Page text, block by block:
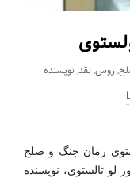
,روس,نقد,نویسنده
رمان جنگ و صلح
تالستوی، نویسنده